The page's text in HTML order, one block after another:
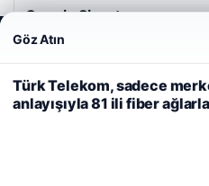
Cengiz Sigorta
23/06/2026
Web sitemizi nasıl kullandığınızı
deneyiminizi kişiselleştirmek ve
kullanıyoruz.
Çerez Politikamız
Reddet Kabul Et
Göz Atın
Türk Telekom, sadece
anlayışıyla 81 ili fiber